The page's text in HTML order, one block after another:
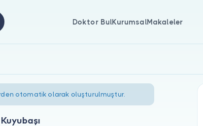
Doktor BulKurumsalMakaleler
otomatik olarak oluşturulmuştur.